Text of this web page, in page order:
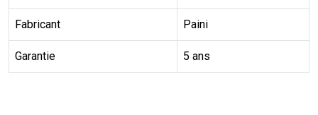
Fabricant Paini
Garantie 5 ans